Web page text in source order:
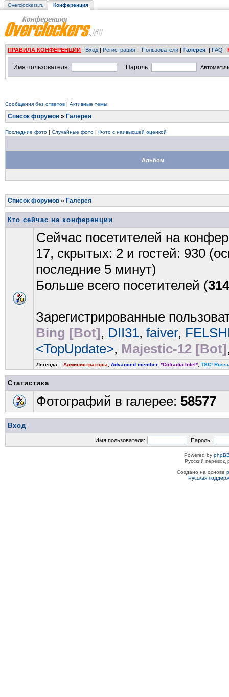
Overclockers.ru Конференция
ПРАВИЛА КОНФЕРЕНЦИИ | Вход | Регистрация | Пользователи | Галерея | FAQ |
Имя пользователя: Пароль:
Сообщения без ответов | Активные темы
Список форумов » Галерея
Последние фото | Случайные фото | Фото с наивысшей оценкой
Альбом
Список форумов » Галерея
Кто сейчас на конференции
Сейчас посетителей на
17, скрытых: 2 и гостей: 930
последние 5 минут)
Больше всего посетителей (
Зарегистрированные
Bing [Bot], DII31, faiver,
<TopUpdate>, Majestic-12 [Bot]
Легенда :: Администраторы Advanced member, *Cofradia Intel* TSC!
Статистика
Фотографий в галерее: 58577
Вход
Имя пользователя: Пароль:
Powered by
Русский
Создано на основе
Русская